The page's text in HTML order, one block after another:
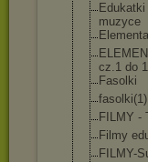
muzyce
cz.1 do
Fasolki
fasolki(1)
FILMY -
Filmy
FILMY-